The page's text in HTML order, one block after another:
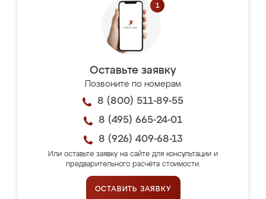
Оставьте заявку
Позвоните по номерам
8 (800) 511-89-55
8 (495) 665-24-01
8 (926) 409-68-13
Или оставьте заявку на сайте для консультации и
предварительного расчёта стоимости.
ОСТАВИТЬ ЗАЯВКУ